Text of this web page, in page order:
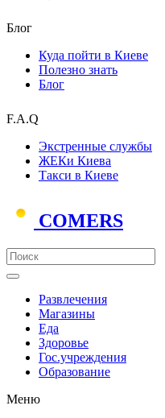
Блог
Куда пойти в Киеве
Полезно знать
Блог
F.A.Q
Экстренные службы
ЖЕКи Киева
Такси в Киеве
COMERS
Развлечения
Магазины
Еда
Здоровье
Гос.учреждения
Образование
Меню